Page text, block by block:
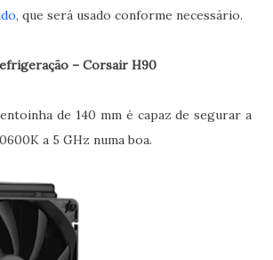
, que será usado conforme necessário.
Refrigeração – Corsair H90
de 140 mm é capaz de segurar a
a 5 GHz numa boa.